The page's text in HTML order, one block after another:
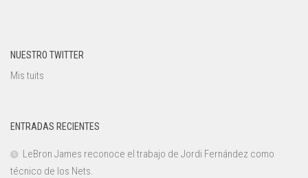
NUESTRO TWITTER
Mis tuits
ENTRADAS RECIENTES
LeBron James reconoce el trabajo de Jordi Fernández como
técnico de los Nets.